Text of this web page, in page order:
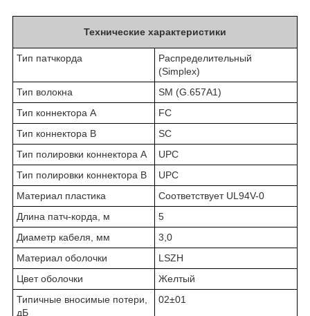
Технические характеристики
Тип патчкорда
Распределительный
(Simplex)
Тип волокна
SM (G.657A1)
Тип коннектора A
FC
Тип коннектора B
SC
Тип полировки коннектора A
UPC
Тип полировки коннектора B
UPC
Материал пластика
Соответствует UL94V-0
Длина патч-корда, м
5
Диаметр кабеля, мм
3,0
Материал оболочки
LSZH
Цвет оболочки
Желтый
Типичные вносимые потери,
дБ
02±01